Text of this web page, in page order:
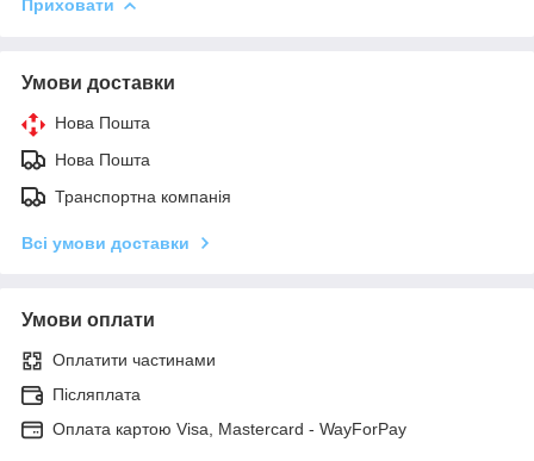
Приховати
Умови доставки
Нова Пошта
Нова Пошта
Транспортна компанія
Всі умови доставки
Умови оплати
Оплатити частинами
Післяплата
Оплата картою Visa, Mastercard - WayForPay